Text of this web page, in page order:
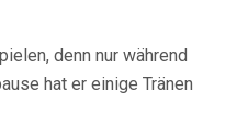
GEPLANT
WERDEN
denn nur während
hat er einige Tränen